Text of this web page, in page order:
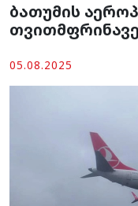
ბათუმის
05.08.2025